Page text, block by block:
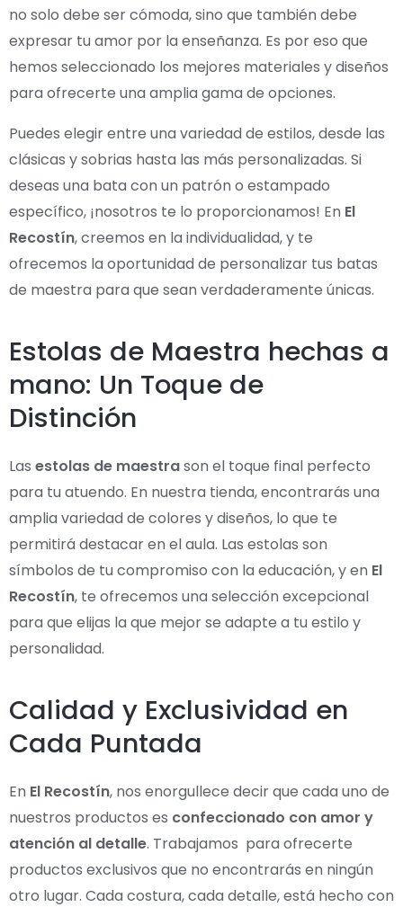
no solo debe ser cómoda, sino que también debe
expresar tu amor por la enseñanza. Es por eso que
hemos seleccionado los mejores materiales y diseños
para ofrecerte una amplia gama de opciones.
Puedes elegir entre una variedad de estilos, desde las
clásicas y sobrias hasta las más personalizadas. Si
deseas una bata con un patrón o estampado
específico, ¡nosotros te lo proporcionamos! En El
Recostín, creemos en la individualidad, y te
ofrecemos la oportunidad de personalizar tus batas
de maestra para que sean verdaderamente únicas.
Estolas de Maestra hechas a
mano: Un Toque de
Distinción
Las estolas de maestrason el toque final perfecto
para tu atuendo. En nuestra tienda, encontrarás una
amplia variedad de colores y diseños, lo que te
permitirá destacar en el aula. Las estolas son
símbolos de tu compromiso con la educación, y en El
Recostín, te ofrecemos una selección excepcional
para que elijas la que mejor se adapte a tu estilo y
personalidad.
Calidad y Exclusividad en
Cada Puntada
En El Recostín, nos enorgullece decir que cada uno de
nuestros productos es confeccionado con amor y
atención al detalle. Trabajamos para ofrecerte
productos exclusivos que no encontrarás en ningún
otro lugar. Cada costura, cada detalle, está hecho con